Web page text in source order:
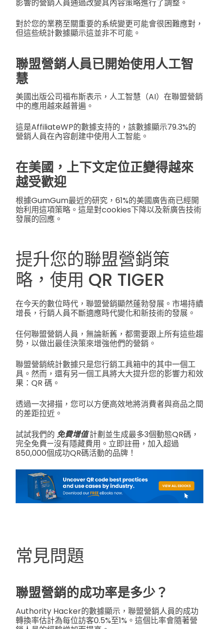
影響的營銷人員通過改變其內容策略進行了調整。
對於您的業務至關重要的系統變更可能會很困難應對，
但這些統計數據顯示這並非不可能。
聯盟營銷人員已開始使用人工智
慧
美國出版公司福布斯表示，人工智慧（AI）在聯盟營銷
中的應用越來越普遍。
這是AffiliateWP的數據支持的，該數據顯示79.3%的
營銷人員在內容創建中使用人工智能。
在美國，上下文定位正變得越來
越受歡迎
根據GumGum最近的研究，61%的美國廣告商已經開
始利用這項策略。這是對cookies下降以及新廣告技術
發展的回應。
提升您的聯盟營銷策
略，使用 QR TIGER
在今天的數位時代，聯盟營銷顯然蓬勃發展。市場持續
增長，行銷人員不斷適應時代變化和新技術的發展。
任何聯盟營銷人員，無論新舊，都需要跟上所有這些趨
勢，以做出最佳決策來增強他們的營銷。
聯盟營銷統計數據只是您行銷工具箱中的其中一個工
具。然而，還有另一個工具將大大提升您的影響力和效
果：QR 碼。
透過一次掃描，您可以方便高效地將消費者與商品之間
的差距拉近。
試試我們的 免費增值計劃並生成最多3個動態QR碼，
完全免費—沒有隱藏費用。立即註冊，加入超過
850,000個成功QR碼活動的品牌！
常見問題
聯盟營銷的成功率是多少？
Authority Hacker的數據顯示，聯盟營銷人員的成功
轉換率估計為每位訪客0.5%至1%。這個比率會隨著營